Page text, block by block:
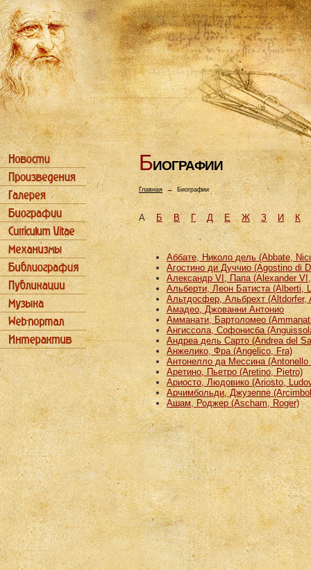
БИОГРАФИИ
Главная→ Биографии
АБ В Г Д Е Ж З И К
Аббате, Николо дель (Abbate,
Агостино ди Дуччио (Agostino di
Александр VI, Папа (Alexander
Альберти, Леон Батиста (Alberti,
Альтдосфер, Альбрехт (Altdorfer,
Амадео, Джованни Антонио
Амманати, Бартоломео
Ангиссола, Софонисба
Андреа дель Сарто (Andrea del
Анжелико, Фра (Angelico, Fra)
Антонелло да Мессина (Antonello
Аретино, Пьетро (Aretino, Pietro)
Ариосто, Людовико (Ariosto,
Арчимбольди, Джузеппе
Ашам, Роджер (Ascham, Roger)